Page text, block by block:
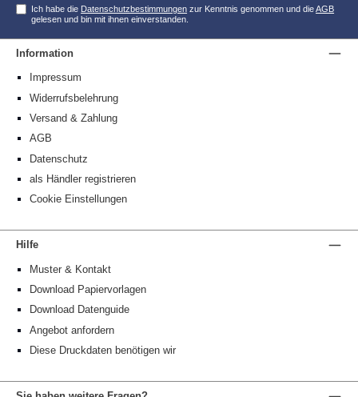
Ich habe die Datenschutzbestimmungen zur Kenntnis genommen und dieAGB
gelesen und bin mit ihnen einverstanden.
Information
Impressum
Widerrufsbelehrung
Versand & Zahlung
AGB
Datenschutz
als Händler registrieren
Cookie Einstellungen
Hilfe
Muster & Kontakt
Download Papiervorlagen
Download Datenguide
Angebot anfordern
Diese Druckdaten benötigen wir